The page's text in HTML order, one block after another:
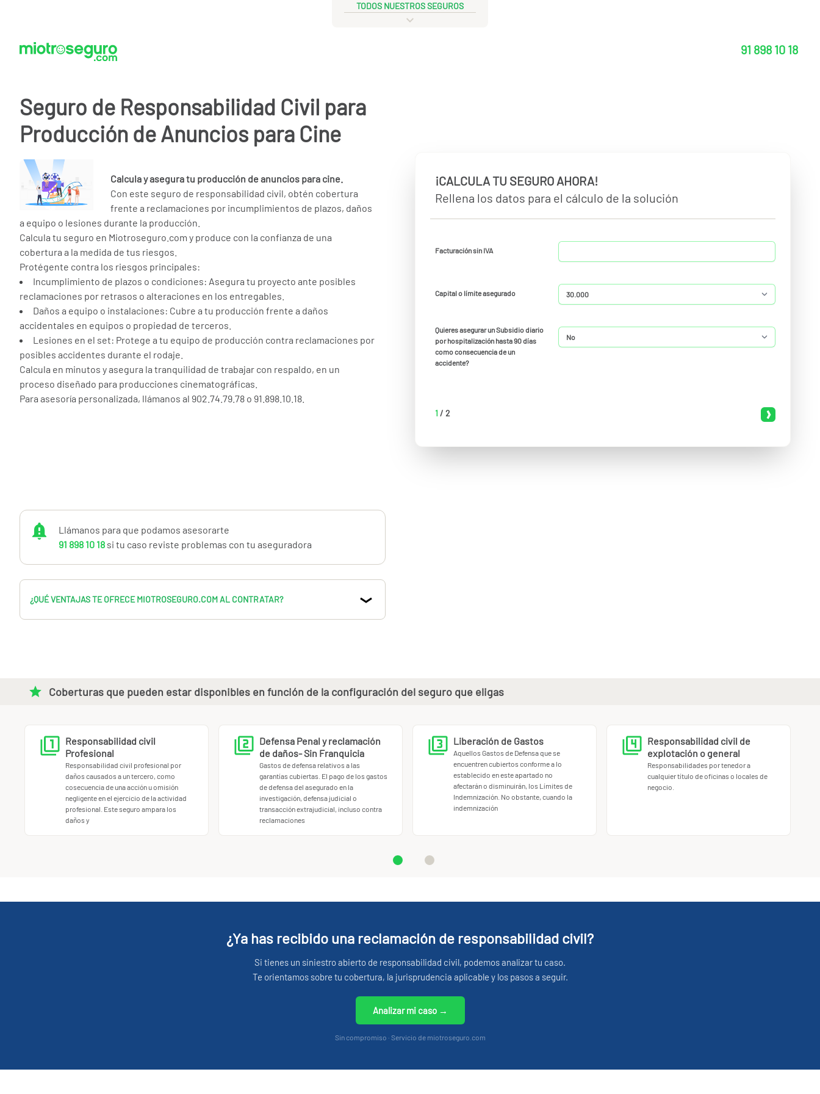
TODOS NUESTROS SEGUROS
91 898 10 18
Seguro de Responsabilidad Civil para
Producción de Anuncios para Cine
Calcula y asegura tu producción de anuncios para cine.
Con este seguro de responsabilidad civil, obtén cobertura
frente a reclamaciones por incumplimientos de plazos, daños
a equipo o lesiones durante la producción.
Calcula tu seguro en Miotroseguro.com y produce con la confianza de una
cobertura a la medida de tus riesgos.
Protégente contra los riesgos principales:
Incumplimiento de plazos o condiciones: Asegura tu proyecto ante posibles
reclamaciones por retrasos o alteraciones en los entregables.
Daños a equipo o instalaciones: Cubre a tu producción frente a daños
accidentales en equipos o propiedad de terceros.
Lesiones en el set: Protege a tu equipo de producción contra reclamaciones por
posibles accidentes durante el rodaje.
Calcula en minutos y asegura la tranquilidad de trabajar con respaldo, en un
proceso diseñado para producciones cinematográficas.
Para asesoría personalizada, llámanos al 902.74.79.78 o 91.898.10.18.
Llámanos para que podamos asesorarte
91 898 10 18 si tu caso reviste problemas con tu aseguradora
¿QUÉ VENTAJAS TE OFRECE MIOTROSEGURO.COM AL CONTRATAR?
¡CALCULA TU SEGURO AHORA!
Rellena los datos para el cálculo de la solución
Facturación sin IVA
Capital o límite asegurado
Quieres asegurar un Subsidio diario
por hospitalización hasta 90 días
como consecuencia de un
accidente?
1/ 2
Coberturas que pueden estar disponibles en función de la configuración del seguro que eligas
Responsabilidad civil
Profesional
Responsabilidad civil profesional por
daños causados a un tercero, como
cosecuencia de una acción u omisión
negligente en el ejercicio de la actividad
profesional. Este seguro ampara los
daños y
Defensa Penal y reclamación
de daños- Sin Franquicia
Gastos de defensa relativos a las
garantías cubiertas. El pago de los gastos
de defensa del asegurado en la
investigación, defensa judicial o
transacción extrajudicial, incluso contra
reclamaciones
Liberación de Gastos
Aquellos Gastos de Defensa que se
encuentren cubiertos conforme a lo
establecido en este apartado no
afectarán o disminuirán, los Límites de
Indemnización. No obstante, cuando la
indemnización
Responsabilidad civil de
explotación o general
Responsabilidades por tenedor a
cualquier título de oficinas o locales de
negocio.
¿Ya has recibido una reclamación de responsabilidad civil?
Si tienes un siniestro abierto de responsabilidad civil, podemos analizar tu caso.
Te orientamos sobre tu cobertura, la jurisprudencia aplicable y los pasos a seguir.
Analizar mi caso →
Sin compromiso · Servicio de miotroseguro.com